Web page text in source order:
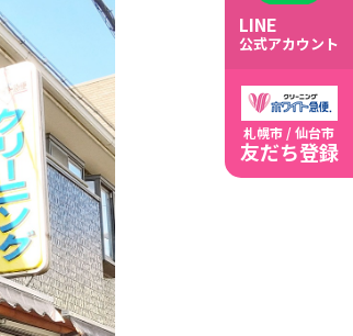
LINE
公式アカウント
札幌市 / 仙台市
友だち登録